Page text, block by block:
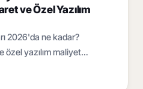
ve Özel Yazılım
2026'da ne kadar?
yazılım maliyet
faktör ve teklif rehberi.